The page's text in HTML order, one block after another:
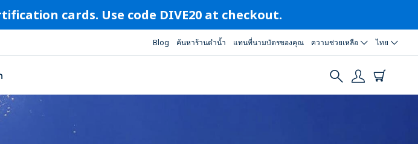
cards. Use code DIVE20 at checkout.
Blog ค้นหาร้านดำน้ำ แทนที่นามบัตรของคุณ ความช่วยเหลือ ไทย